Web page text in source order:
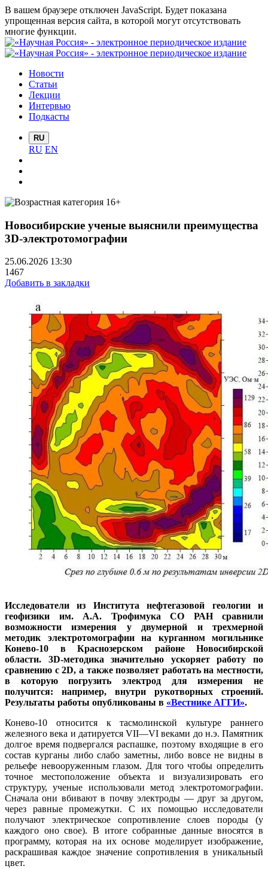
В вашем браузере отключен JavaScript. Будет показана
упрощенная версия сайта, в которой могут отсутствовать
многие функции.
Новости
Статьи
Лекции
Интервью
Подкасты
RU
RU EN
Новосибирские ученые выяснили преимущества
3D-электротомографии
25.06.2026 13:30
1467
Добавить в закладки
Исследователи из Института нефтегазовой геологии и
геофизики им. А.А. Трофимука СО РАН сравнили
возможности измерения у двумерной и трехмерной
методик электротомографии на курганном могильнике
Конево-10 в Краснозерском районе Новосибирской
области. 3D-методика значительно ускоряет работу по
сравнению с 2D, а также позволяет работать на местности,
в которую погрузить электрод для измерения не
получится: например, внутри рукотворных строений.
Результаты работы опубликованы в «Вестнике АГГИ».
Конево-10 относится к тасмолинской культуре раннего
железного века и датируется VII—VI веками до н.э. Памятник
долгое время подвергался распашке, поэтому входящие в его
состав курганы либо слабо заметны, либо вовсе не видны в
рельефе невооруженным глазом. Для того чтобы определить
точное местоположение объекта и визуализировать его
структуру, ученые использовали метод электротомографии.
Сначала они вбивают в почву электроды — друг за другом,
через равные промежутки. С их помощью исследователи
получают электрическое сопротивление слоев породы (у
каждого оно свое). В итоге собранные данные вносятся в
программу, которая на их основе моделирует изображение,
раскрашивая каждое значение сопротивления в уникальный
цвет.